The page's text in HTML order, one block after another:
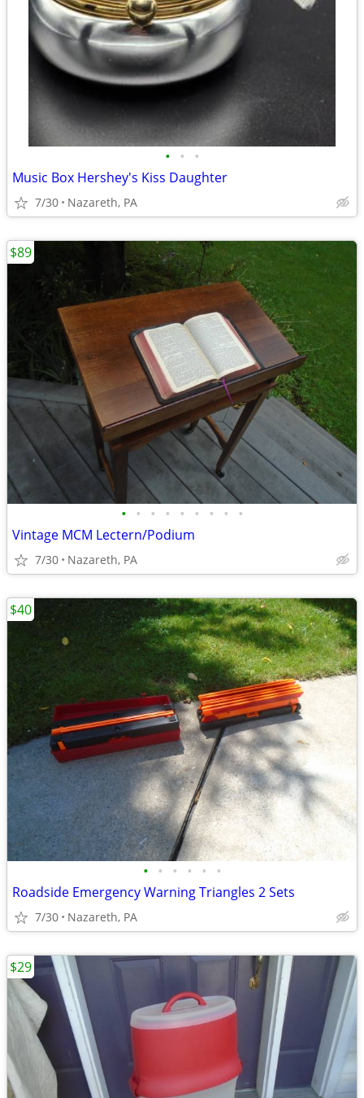
• • •
Music Box Hershey's Kiss Daughter
7/30 Nazareth, PA
• • • • • • • • •
Vintage MCM Lectern/Podium
7/30 Nazareth, PA
$89
• • • • • •
Roadside Emergency Warning Triangles 2 Sets
7/30 Nazareth, PA
$40
$29